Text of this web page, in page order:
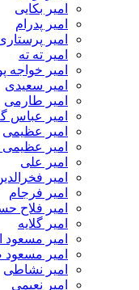
امیر بکایی
امیر پدرام
امیر
امیر ته ته
امیر خواجه
امیر سعیدی
امیر طارمی
امیر عباس
امیر عظیمی
امیر عظیمی
امیر علی
امیر
امیر فرجام
امیر فلاح
امیر گلایه
امیر مسعود
امیر
امیر نشاطی
امیر نعیمی